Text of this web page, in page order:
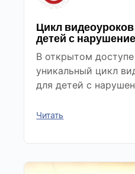
Цикл
детей с
В открытом
уникальный цикл
для детей с
Читать